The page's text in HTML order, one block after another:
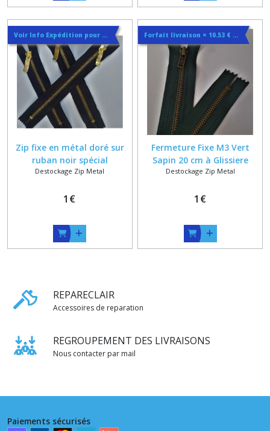
Voir Info Expédition pour Régler les Frais de Port au Meilleur Prix , En haut d'ecran à Droite
Zip fixe en métal doré sur
ruban noir spécial
maroquinerie de 5 à 18 cm
Destockage Zip Metal
1 €
Forfait livraison = 10.53 € lettre suivie ou 14.44€ en colissimo quelque soit la quantité
Fermeture Fixe M3 Vert
Sapin 20 cm à Glissiere
Métal Vieux Laiton
Destockage Zip Metal
1 €
REPARECLAIR
Accessoires de reparation
REGROUPEMENT DES LIVRAISONS
Nous contacter par mail
Paiements sécurisés